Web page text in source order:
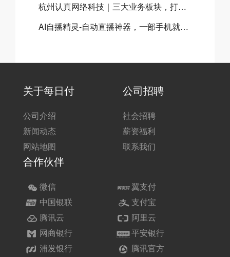
杭州认真网络科技｜三大业务板块，打造实体商家数字化经营闭环
AI自播精灵-自动直播神器，一部手机就可以实现实景自动直播
关于每日付
公司介绍
新闻动态
网站地图
公司招聘
社会招聘
薪资福利
联系我们
合作伙伴
微信
翼支付
中国银联
支付宝
腾讯云
阿里云
网商银行
平安银行
浦发银行
腾讯官方